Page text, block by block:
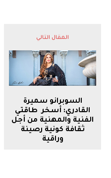
المقال التالي
السوبرانو سميرة
القادري: أسخر طاقتي
الفنية والمهنية من أجل
ثقافة كونية رصينة
وراقية